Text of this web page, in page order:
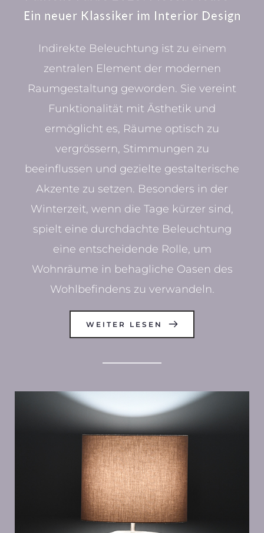
Ein neuer Klassiker im Interior Design
Indirekte Beleuchtung ist zu einem
zentralen Element der modernen
Raumgestaltung geworden. Sie vereint
Funktionalität mit Ästhetik und
ermöglicht es, Räume optisch zu
vergrössern, Stimmungen zu
beeinflussen und gezielte gestalterische
Akzente zu setzen. Besonders in der
Winterzeit, wenn die Tage kürzer sind,
spielt eine durchdachte Beleuchtung
eine entscheidende Rolle, um
Wohnräume in behagliche Oasen des
Wohlbefindens zu verwandeln.
WEITER LESEN